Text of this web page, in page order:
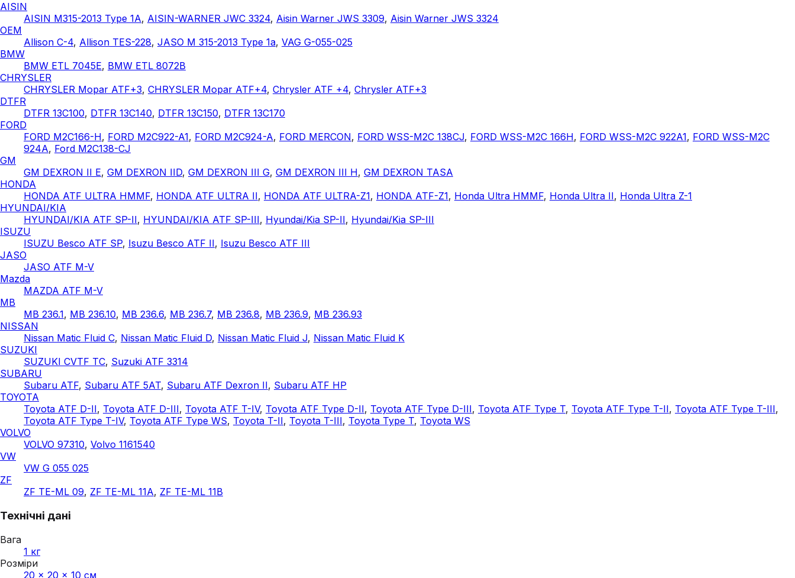
AISIN
AISIN M315-2013 Type 1A, AISIN-WARNER JWC 3324, Aisin Warner JWS 3309, Aisin Warner JWS 3324
OEM
Allison C-4, Allison TES-228, JASO M 315-2013 Type 1a, VAG G-055-025
BMW
BMW ETL 7045E, BMW ETL 8072B
CHRYSLER
CHRYSLER Mopar ATF+3, CHRYSLER Mopar ATF+4, Chrysler ATF +4, Chrysler ATF+3
DTFR
DTFR 13C100, DTFR 13C140, DTFR 13C150, DTFR 13C170
FORD
FORD M2C166-H, FORD M2C922-A1, FORD M2C924-A, FORD MERCON, FORD WSS-M2C 138CJ, FORD WSS-M2C 166H, FORD WSS-M2C 922A1, FORD WSS-M2C
924A, Ford M2C138-CJ
GM
GM DEXRON II E, GM DEXRON IID, GM DEXRON III G, GM DEXRON III H, GM DEXRON TASA
HONDA
HONDA ATF ULTRA HMMF, HONDA ATF ULTRA II, HONDA ATF ULTRA-Z1, HONDA ATF-Z1, Honda Ultra HMMF, Honda Ultra II, Honda Ultra Z-1
HYUNDAI/KIA
HYUNDAI/KIA ATF SP-II, HYUNDAI/KIA ATF SP-III, Hyundai/Kia SP-II, Hyundai/Kia SP-III
ISUZU
ISUZU Besco ATF SP, Isuzu Besco ATF II, Isuzu Besco ATF III
JASO
JASO ATF M-V
Mazda
MAZDA ATF M-V
MB
MB 236.1, MB 236.10, MB 236.6, MB 236.7, MB 236.8, MB 236.9, MB 236.93
NISSAN
Nissan Matic Fluid C, Nissan Matic Fluid D, Nissan Matic Fluid J, Nissan Matic Fluid K
SUZUKI
SUZUKI CVTF TC, Suzuki ATF 3314
SUBARU
Subaru ATF, Subaru ATF 5AT, Subaru ATF Dexron II, Subaru ATF HP
TOYOTA
Toyota ATF D-II, Toyota ATF D-III, Toyota ATF T-IV, Toyota ATF Type D-II, Toyota ATF Type D-III, Toyota ATF Type T, Toyota ATF Type T-II, Toyota ATF Type T-III,
Toyota ATF Type T-IV, Toyota ATF Type WS, Toyota T-II, Toyota T-III, Toyota Type T, Toyota WS
VOLVO
VOLVO 97310, Volvo 1161540
VW
VW G 055 025
ZF
ZF TE-ML 09, ZF TE-ML 11A, ZF TE-ML 11B
Технічні дані
Вага
1 кг
Розміри
20 × 20 × 10 см